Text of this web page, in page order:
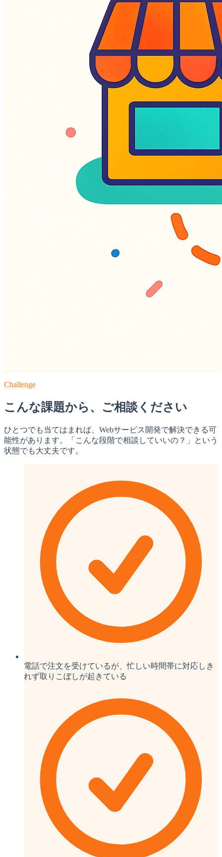
Challenge
こんな課題から、ご相談ください
ひとつでも当てはまれば、Webサービス開発で解決できる可
能性があります。「こんな段階で相談していいの？」という
状態でも大丈夫です。
電話で注文を受けているが、忙しい時間帯に対応しき
れず取りこぼしが起きている